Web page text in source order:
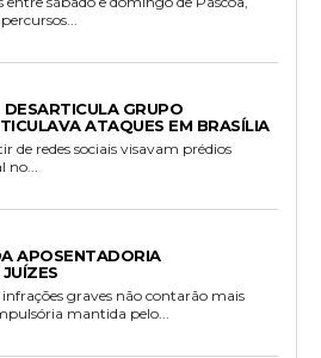
GRUPO
ATAQUES EM BRASÍLIA
de redes sociais visavam prédios
APOSENTADORIA
graves não contarão mais
mantida pelo...